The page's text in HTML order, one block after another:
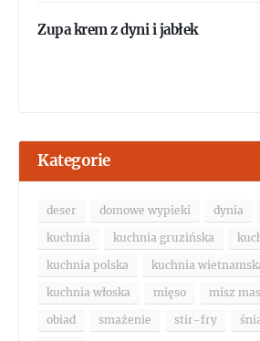
Zupa krem z dyni i jabłek
Kategorie
deser domowe wypieki dynia
kuchnia
kuchnia gruzińska
kuchnia polska
kuchnia
kuchnia włoska
mięso misz
obiad
smażenie stir-fry